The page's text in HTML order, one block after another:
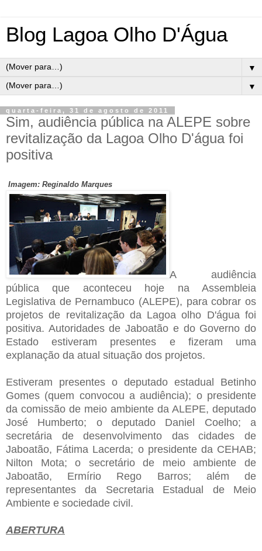
Blog Lagoa Olho D'Água
▼
▼
quarta-feira, 31 de agosto de 2011
Sim, audiência pública na ALEPE sobre
revitalização da Lagoa Olho D'água foi
positiva
Imagem: Reginaldo Marques
A audiência
pública que aconteceu hoje na Assembleia
Legislativa de Pernambuco (ALEPE), para cobrar os
projetos de revitalização da Lagoa olho D'água foi
positiva. Autoridades de Jaboatão e do Governo do
Estado estiveram presentes e fizeram uma
explanação da atual situação dos projetos.
Estiveram presentes o deputado estadual Betinho
Gomes (quem convocou a audiência); o presidente
da comissão de meio ambiente da ALEPE, deputado
José Humberto; o deputado Daniel Coelho; a
secretária de desenvolvimento das cidades de
Jaboatão, Fátima Lacerda; o presidente da CEHAB;
Nilton Mota; o secretário de meio ambiente de
Jaboatão, Ermírio Rego Barros; além de
representantes da Secretaria Estadual de Meio
Ambiente e sociedade civil.
ABERTURA